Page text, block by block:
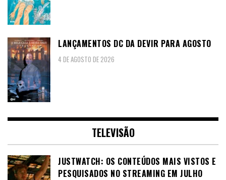
LANÇAMENTOS DC DA DEVIR PARA AGOSTO
4 DE AGOSTO DE 2026
TELEVISÃO
JUSTWATCH: OS CONTEÚDOS MAIS VISTOS E
PESQUISADOS NO STREAMING EM JULHO